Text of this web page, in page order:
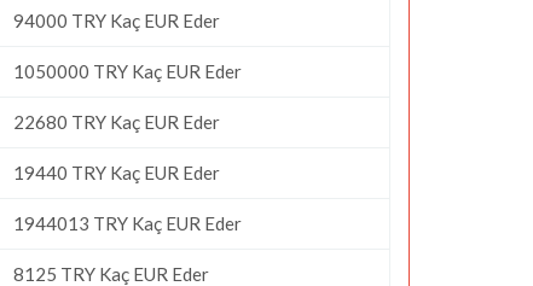
94000 TRY Kaç EUR Eder
1050000 TRY Kaç EUR Eder
22680 TRY Kaç EUR Eder
19440 TRY Kaç EUR Eder
1944013 TRY Kaç EUR Eder
8125 TRY Kaç EUR Eder